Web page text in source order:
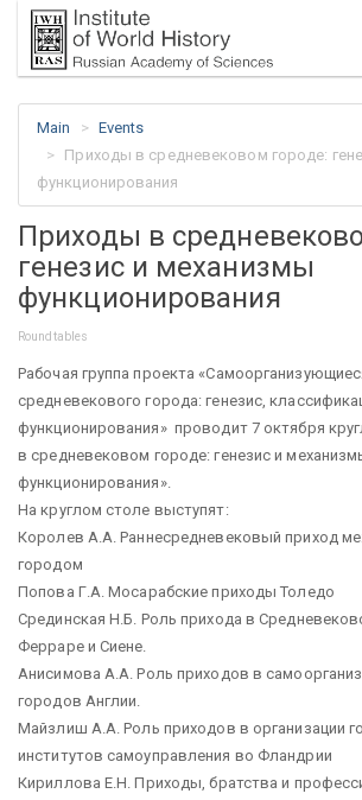
Main
Events
Приходы в средневековом городе:
функционирования
Приходы в
генезис и механизмы
функционирования
Roundtables
Рабочая группа проекта
средневекового города: генезис,
функционирования» проводит 7 октября
в средневековом городе: генезис и
функционирования».
На круглом столе выступят:
Королев А.А. Раннесредневековый приход
городом
Попова Г.А. Мосарабские приходы Толедо
Срединская Н.Б. Роль прихода в
Ферраре и Сиене.
Анисимова А.А. Роль приходов в
городов Англии.
Майзлиш А.А. Роль приходов в организации
институтов самоуправления во Фландрии
Кириллова Е.Н. Приходы, братства и